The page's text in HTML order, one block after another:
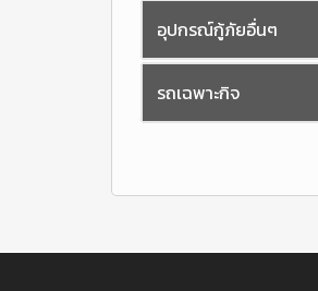
อุปกรณ์กู้ภัยอื่นๆ
รถเฉพาะกิจ